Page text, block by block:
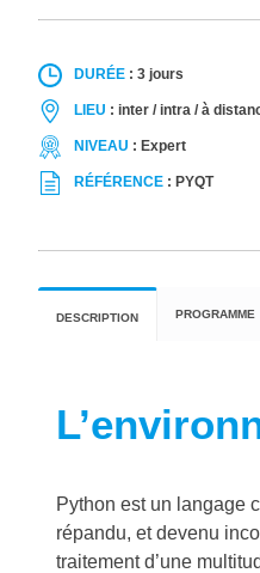
DURÉE : 3 jours
LIEU : inter / intra / à
NIVEAU : Expert
RÉFÉRENCE : PYQT
DESCRIPTION PROGRAMME
Python est un langage
répandu, et devenu
traitement d’une